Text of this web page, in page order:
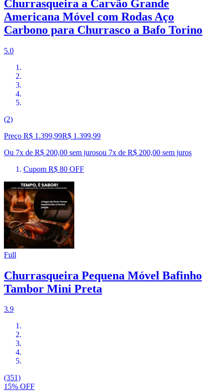
Churrasqueira a Carvão Grande
Americana Móvel com Rodas Aço
Carbono para Churrasco a Bafo Torino
5.0
(2)
Preço R$ 1.399,99R$ 1.399,99
Ou 7x de R$ 200,00 sem jurosou 7x de R$ 200,00 sem juros
Cupom R$ 80 OFF
Full
Churrasqueira Pequena Móvel Bafinho
Tambor Mini Preta
3.9
(351)
15% OFF